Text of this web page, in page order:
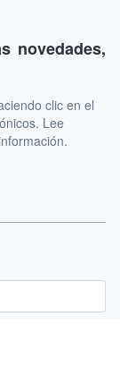
novedades,
clic en el
Lee